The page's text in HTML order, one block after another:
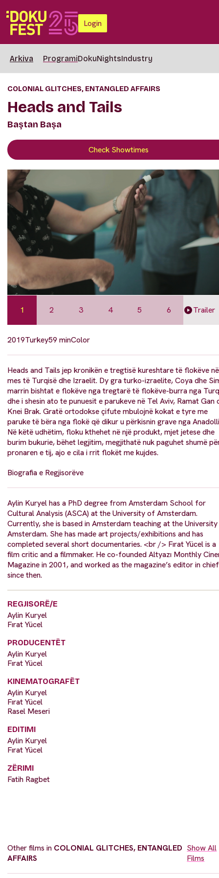
Login
Arkiva ProgramiDokuNightsIndustry
COLONIAL GLITCHES, ENTANGLED AFFAIRS
Heads and Tails
Baştan Başa
Check Showtimes
1 2 3 4 5 6 Trailer
2019Turkey59 minColor
Heads and Tails jep kronikën e tregtisë kureshtare të flokëve në
mes të Turqisë dhe Izraelit. Dy gra turko-izraelite, Coya dhe
marrin bishtat e flokëve nga tregtarë të flokëve-burra nga
dhe i shesin ato te punuesit e parukeve në Tel Aviv, Ramat Gan
Knei Brak. Gratë ortodokse çifute mbulojnë kokat e tyre me
paruke të bëra nga flokë që dikur u përkisnin grave nga
Në këtë udhëtim, floku kthehet në një produkt, mjet jetese dhe
burim bukurie, bëhet legjitim, megjithatë nuk paguhet shumë
pronaren e tij, ajo e cila i rrit flokët me kujdes.
Biografia e Regjisorëve
Aylin Kuryel has a PhD degree from Amsterdam School for
Cultural Analysis (ASCA) at the University of Amsterdam.
Currently, she is based in Amsterdam teaching at the
Amsterdam. She has made art projects/exhibitions and has
completed several short documentaries. <br /> Fırat Yücel is a
film critic and a filmmaker. He co-founded Altyazı Monthly
Magazine in 2001, and worked as the magazine’s editor in chief
since then.
REGJISORË/E
Aylin Kuryel
Fırat Yücel
PRODUCENTËT
Aylin Kuryel
Fırat Yücel
KINEMATOGRAFËT
Aylin Kuryel
Fırat Yücel
Rasel Meseri
EDITIMI
Aylin Kuryel
Fırat Yücel
ZËRIMI
Fatih Ragbet
Other films in COLONIAL GLITCHES, ENTANGLED
AFFAIRS
Show All
Films